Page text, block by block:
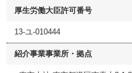
厚生労働大臣許可番号
13-ユ-010444
紹介事業事業所・拠点